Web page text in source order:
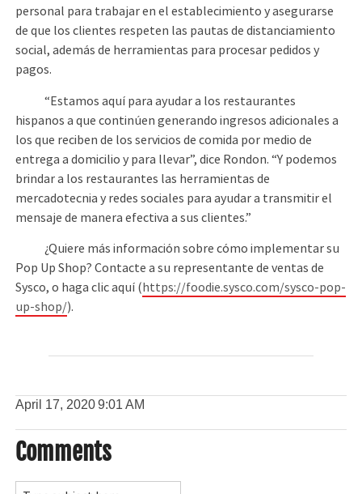
personal para trabajar en el establecimiento y asegurarse
de que los clientes respeten las pautas de distanciamiento
social, además de herramientas para procesar pedidos y
pagos.
“Estamos aquí para ayudar a los restaurantes
hispanos a que continúen generando ingresos adicionales a
los que reciben de los servicios de comida por medio de
entrega a domicilio y para llevar”, dice Rondon. “Y podemos
brindar a los restaurantes las herramientas de
mercadotecnia y redes sociales para ayudar a transmitir el
mensaje de manera efectiva a sus clientes.”
¿Quiere más información sobre cómo implementar su
Pop Up Shop? Contacte a su representante de ventas de
Sysco, o haga clic aquí (https://foodie.sysco.com/sysco-pop-
up-shop/).
April 17, 20209:01 AM
Comments